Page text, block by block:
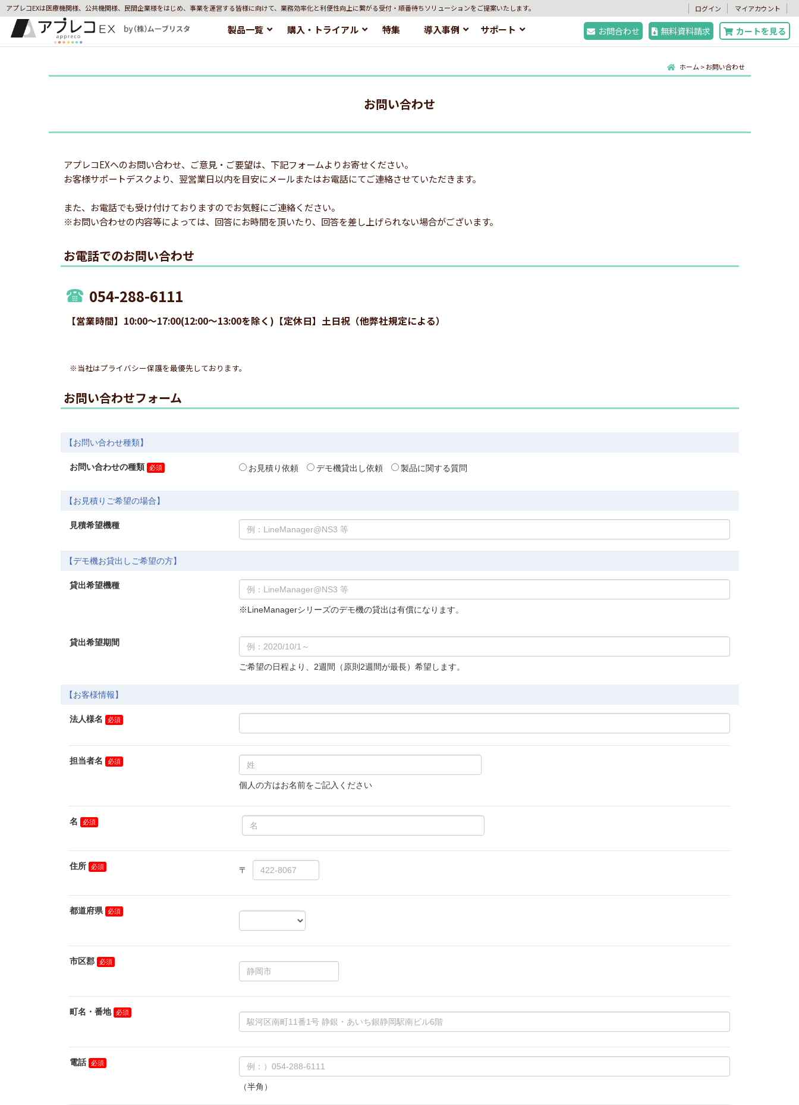
アプレコEXは医療機関様、公共機関様、民間企業様をはじめ、事業を運営する皆様に向けて、業務効率化と利便性向上に繋がる受付・順番待ちソリューションをご提案いたします。 ログイン マイアカウント
製品一覧 購入・トライアル 特集 導入事例 サポート お問合わせ 無料資料請求 カートを見る
ホーム >お問い合わせ
お問い合わせ
アプレコEXへのお問い合わせ、ご意見・ご要望は、下記フォームよりお寄せください。
お客様サポートデスクより、翌営業日以内を目安にメールまたはお電話にてご連絡させていただきます。
また、お電話でも受け付けておりますのでお気軽にご連絡ください。
※お問い合わせの内容等によっては、回答にお時間を頂いたり、回答を差し上げられない場合がございます。
お電話でのお問い合わせ
054-288-6111
【営業時間】10:00～17:00(12:00～13:00を除く)【定休日】土日祝（他弊社規定による）
※当社はプライバシー保護を最優先しております。
お問い合わせフォーム